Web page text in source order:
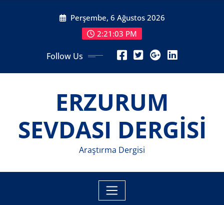
Perşembe, 6 Ağustos 2026
2:21:04 PM
Follow Us
ERZURUM
SEVDASI DERGİSİ
Araştırma Dergisi